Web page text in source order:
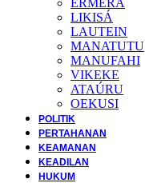
LIKISÁ
LAUTEIN
MANATUTU
MANUFAHI
VIKEKE
ATAÚRU
OEKUSI
POLITIK
PERTAHANAN
KEAMANAN
KEADILAN
HUKUM